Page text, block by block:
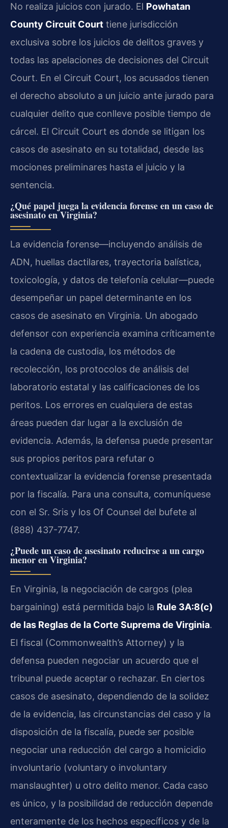
No realiza juicios con jurado. El Powhatan
County Circuit Court tiene jurisdicción
exclusiva sobre los juicios de delitos graves y
todas las apelaciones de decisiones del Circuit
Court. En el Circuit Court, los acusados tienen
el derecho absoluto a un juicio ante jurado para
cualquier delito que conlleve posible tiempo de
cárcel. El Circuit Court es donde se litigan los
casos de asesinato en su totalidad, desde las
mociones preliminares hasta el juicio y la
sentencia.
¿Qué papel juega la evidencia forense en un caso de
asesinato en Virginia?
La evidencia forense—incluyendo análisis de
ADN, huellas dactilares, trayectoria balística,
toxicología, y datos de telefonía celular—puede
desempeñar un papel determinante en los
casos de asesinato en Virginia. Un abogado
defensor con experiencia examina críticamente
la cadena de custodia, los métodos de
recolección, los protocolos de análisis del
laboratorio estatal y las calificaciones de los
peritos. Los errores en cualquiera de estas
áreas pueden dar lugar a la exclusión de
evidencia. Además, la defensa puede presentar
sus propios peritos para refutar o
contextualizar la evidencia forense presentada
por la fiscalía. Para una consulta, comuníquese
con el Sr. Sris y los Of Counsel del bufete al
(888) 437-7747.
¿Puede un caso de asesinato reducirse a un cargo
menor en Virginia?
En Virginia, la negociación de cargos (plea
bargaining) está permitida bajo la Rule 3A:8(c)
de las Reglas de la Corte Suprema de Virginia.
El fiscal (Commonwealth’s Attorney) y la
defensa pueden negociar un acuerdo que el
tribunal puede aceptar o rechazar. En ciertos
casos de asesinato, dependiendo de la solidez
de la evidencia, las circunstancias del caso y la
disposición de la fiscalía, puede ser posible
negociar una reducción del cargo a homicidio
involuntario (voluntary o involuntary
manslaughter) u otro delito menor. Cada caso
es único, y la posibilidad de reducción depende
enteramente de los hechos específicos y de la